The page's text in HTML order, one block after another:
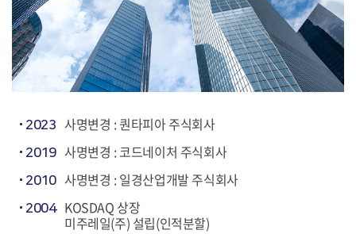
2023 사명변경 : 퀀타피아 주식회사
2019 사명변경 : 코드네이처 주식회사
2010 사명변경 : 일경산업개발 주식회사
2004
KOSDAQ 상장
미주레일(주) 설립(인적분할)